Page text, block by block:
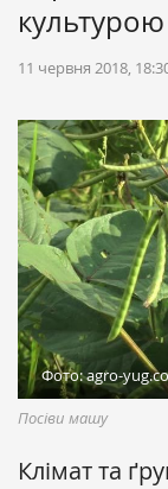
культурою
11 червня 2018,
Фото: agro-
Посіви машу
Клімат та